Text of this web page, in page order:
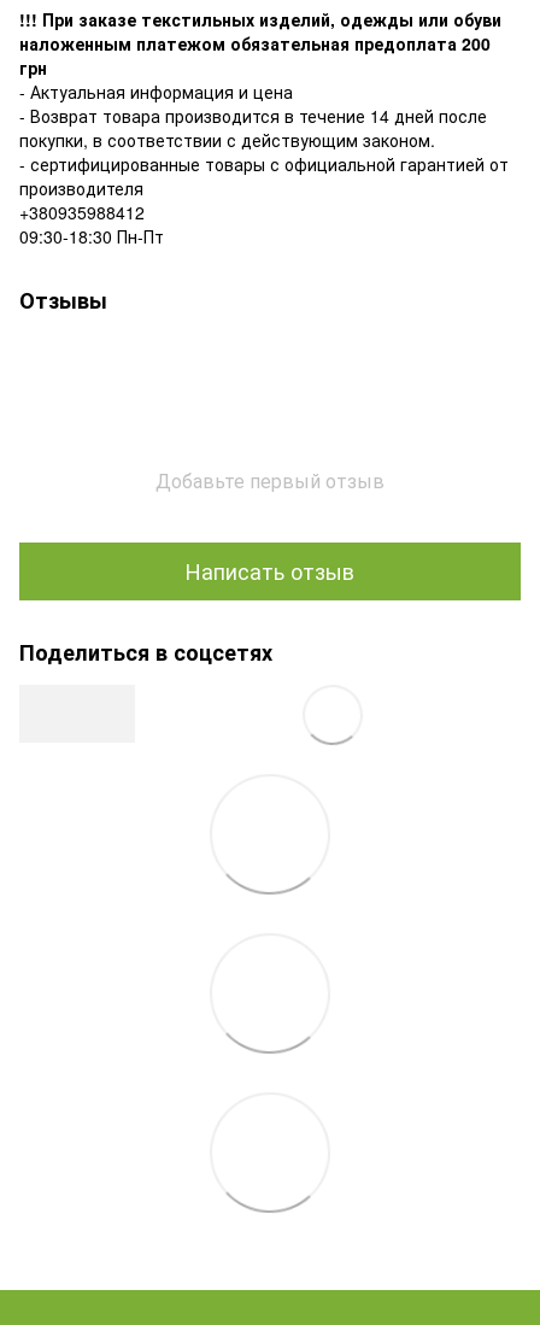
!!! При заказе текстильных изделий, одежды или обуви
наложенным платежом обязательная предоплата 200
грн
- Актуальная информация и цена
- Возврат товара производится в течение 14 дней после
покупки, в соответствии с действующим законом.
- сертифицированные товары с официальной гарантией от
производителя
+380935988412
09:30-18:30 Пн-Пт
Отзывы
Добавьте первый отзыв
Написать отзыв
Поделиться в соцсетях